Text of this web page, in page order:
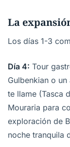
La
Los días 1-3
Día 4: Tour
Gulbenkian o
te llame (Tasca
Mouraria para
exploración de
noche tranquila